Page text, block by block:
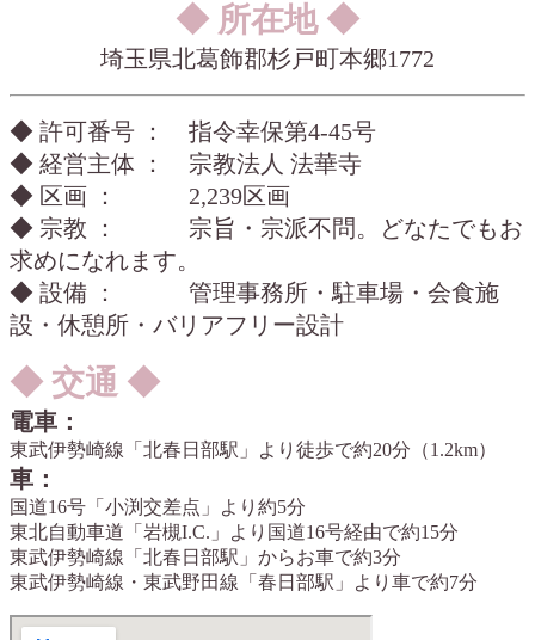
◆ 所在地 ◆
埼玉県北葛飾郡杉戸町本郷1772
◆ 許可番号 ： 指令幸保第4-45号
◆ 経営主体 ： 宗教法人 法華寺
◆ 区画 ： 2,239区画
◆ 宗教 ： 宗旨・宗派不問。どなたでもお
求めになれます。
◆ 設備 ： 管理事務所・駐車場・会食施
設・休憩所・バリアフリー設計
◆ 交通 ◆
電車：
東武伊勢崎線「北春日部駅」より徒歩で約20分（1.2km）
車：
国道16号「小渕交差点」より約5分
東北自動車道「岩槻I.C.」より国道16号経由で約15分
東武伊勢崎線「北春日部駅」からお車で約3分
東武伊勢崎線・東武野田線「春日部駅」より車で約7分